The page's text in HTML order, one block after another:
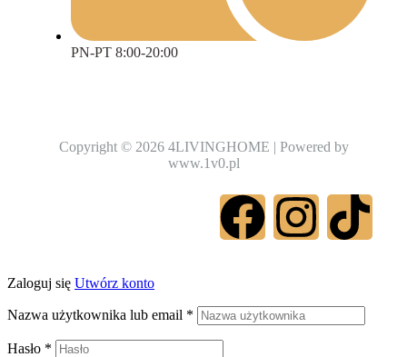
PN-PT 8:00-20:00
Copyright © 2026 4LIVINGHOME | Powered by
www.1v0.pl
Zaloguj się Utwórz konto
Nazwa użytkownika lub email *
Hasło *